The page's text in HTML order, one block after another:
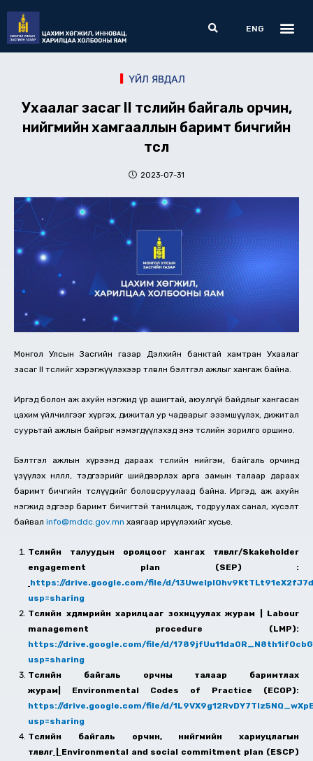
content
Search
ENG
ҮЙЛ ЯВДАЛ
Ухаалаг засаг II төслийн байгаль орчин,
нийгмийн хамгааллын баримт бичгийн
төсөл
2023-07-31
Монгол Улсын Засгийн газар Дэлхийн банктай хамтран Ухаалаг
засаг II төслийг хэрэгжүүлэхээр төлөвлөн бэлтгэл ажлыг хангаж байна.
Иргэд болон аж ахуйн нэгжид үр ашигтай, аюулгүй байдлыг хангасан
цахим үйлчилгээг хүргэх, дижитал ур чадварыг эзэмшүүлэх, дижитал
суурьтай ажлын байрыг нэмэгдүүлэхэд энэ төслийн зорилго оршино.
Бэлтгэл ажлын хүрээнд дараах төслийн нийгэм, байгаль орчинд
үзүүлэх нөлөөлөл, тэдгээрийг шийдвэрлэх арга замын талаар дараах
баримт бичгийн төслүүдийг боловсруулаад байна. Иргэд, аж ахуйн
нэгжид эдгээр баримт бичигтэй танилцаж, тодруулах санал, хүсэлт
байвал info@mddc.gov.mn хаягаар ирүүлэхийг хүсье.
Төслийн талуудын оролцоог хангах төлөвлөгөө/Skakeholder
engagement plan (SEP) :
https://drive.google.com/file/d/
usp=sharing
Төслийн хөдөлмөрийн харилцааг зохицуулах журам | Labour
management procedure (LMP):
https://drive.google.com/file/d/
usp=sharing
Төслийн байгаль орчны талаар баримтлах
журам| Environmental Codes of Practice (ECOP):
https://drive.google.com/file/d/
usp=sharing
Төслийн байгаль орчин, нийгмийн хариуцлагын
төлөвлөгөө
Environmental and social commitment plan (ESCP)